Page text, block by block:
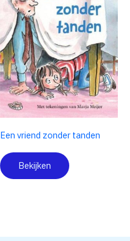
Een vriend zonder tanden
Bekijken